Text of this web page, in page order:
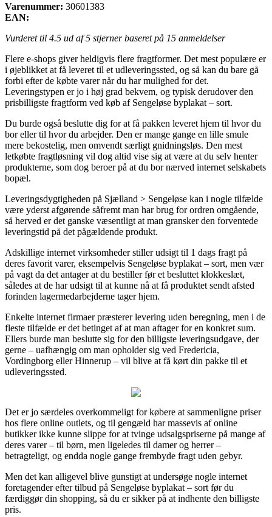
Varenummer: 30601383
EAN:
Vurderet til 4.5 ud af 5 stjerner baseret på 15 anmeldelser
Flere e-shops giver heldigvis flere fragtformer. Det mest populære er
i øjeblikket at få leveret til et udleveringssted, og så kan du bare gå
forbi efter de købte varer når du har mulighed for det.
Leveringstypen er jo i høj grad bekvem, og typisk derudover den
prisbilligste fragtform ved køb af Sengeløse byplakat – sort.
Du burde også beslutte dig for at få pakken leveret hjem til hvor du
bor eller til hvor du arbejder. Den er mange gange en lille smule
mere bekostelig, men omvendt særligt gnidningsløs. Den mest
letkøbte fragtløsning vil dog altid vise sig at være at du selv henter
produkterne, som dog beroer på at du bor nærved internet selskabets
bopæl.
Leveringsdygtigheden på Sjælland > Sengeløse kan i nogle tilfælde
være yderst afgørende såfremt man har brug for ordren omgående,
så herved er det ganske væsentligt at man gransker den forventede
leveringstid på det pågældende produkt.
Adskillige internet virksomheder stiller udsigt til 1 dags fragt på
deres favorit varer, eksempelvis Sengeløse byplakat – sort, men vær
på vagt da det antager at du bestiller før et besluttet klokkeslæt,
således at de har udsigt til at kunne nå at få produktet sendt afsted
forinden lagermedarbejderne tager hjem.
Enkelte internet firmaer præsterer levering uden beregning, men i de
fleste tilfælde er det betinget af at man aftager for en konkret sum.
Ellers burde man beslutte sig for den billigste leveringsudgave, der
gerne – uafhængig om man opholder sig ved Fredericia,
Vordingborg eller Hinnerup – vil blive at få kørt din pakke til et
udleveringssted.
Det er jo særdeles overkommeligt for købere at sammenligne priser
hos flere online outlets, og til gengæld har massevis af online
butikker ikke kunne slippe for at tvinge udsalgspriserne på mange af
deres varer – til børn, men ligeledes til damer og herrer –
betragteligt, og endda nogle gange frembyde fragt uden gebyr.
Men det kan alligevel blive gunstigt at undersøge nogle internet
foretagender efter tilbud på Sengeløse byplakat – sort før du
færdiggør din shopping, så du er sikker på at indhente den billigste
pris.